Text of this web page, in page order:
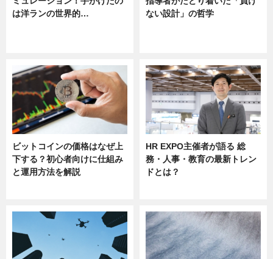
は洋ランの世界的…
ない設計」の哲学
ビットコインの価格はなぜ上
下する？初心者向けに仕組み
と運用方法を解説
HR EXPO主催者が語る 総
務・人事・教育の最新トレン
ドとは？